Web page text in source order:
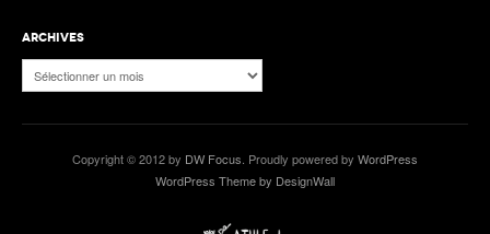
ARCHIVES
Archives
Copyright © 2012 by DW Focus . Proudly powered by WordPress
WordPress Theme by DesignWall